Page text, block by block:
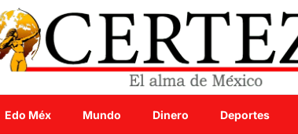
Edo Méx Mundo Dinero Deportes